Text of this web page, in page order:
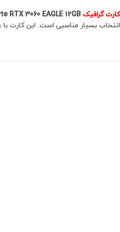
کارت گرافیک
انتخاب بسیار مناسبی است. این کارت